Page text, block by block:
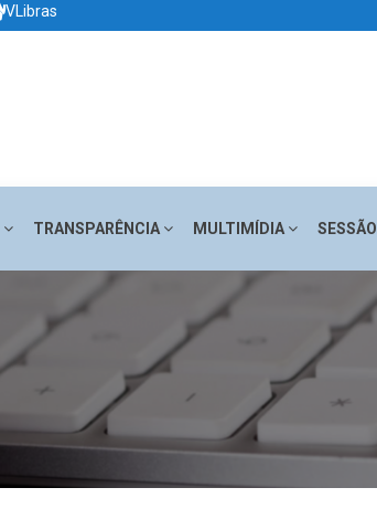
VLibras
TRANSPARÊNCIA MULTIMÍDIA SESSÃO